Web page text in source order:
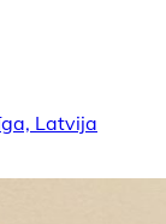
Latvija